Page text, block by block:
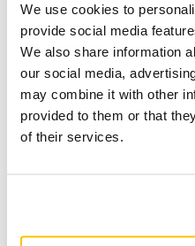
We use cookies to
provide social media
We also share information
our social media,
may combine it with other
provided to them or that
of their services.
Trygt og behageligt
vores medarbejdere og
arbejdsmiljø, et behageligt
spændende fritidsaktiviteter.
Dette er vores måde, Mirka
din måde.